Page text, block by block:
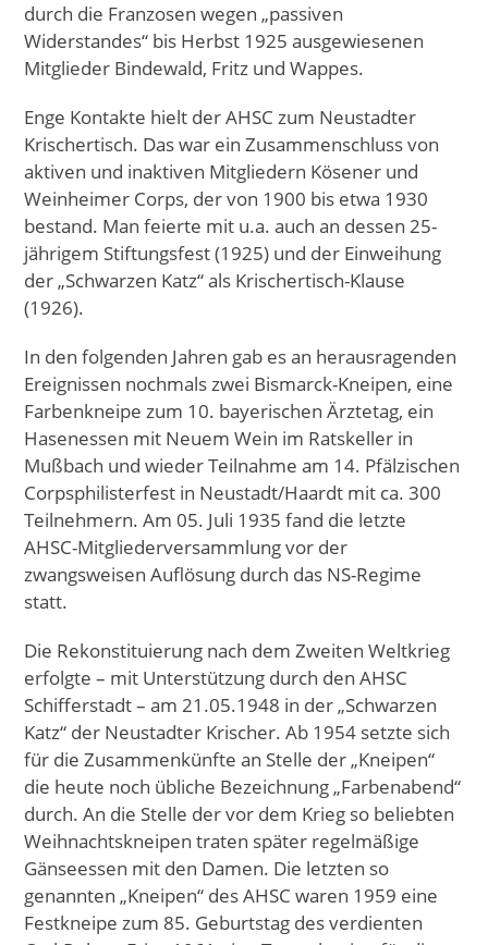
durch die Franzosen wegen „passiven
Widerstandes“ bis Herbst 1925 ausgewiesenen
Mitglieder Bindewald, Fritz und Wappes.
Enge Kontakte hielt der AHSC zum Neustadter
Krischertisch. Das war ein Zusammenschluss von
aktiven und inaktiven Mitgliedern Kösener und
Weinheimer Corps, der von 1900 bis etwa 1930
bestand. Man feierte mit u.a. auch an dessen 25-
jährigem Stiftungsfest (1925) und der Einweihung
der „Schwarzen Katz“ als Krischertisch-Klause
(1926).
In den folgenden Jahren gab es an herausragenden
Ereignissen nochmals zwei Bismarck-Kneipen, eine
Farbenkneipe zum 10. bayerischen Ärztetag, ein
Hasenessen mit Neuem Wein im Ratskeller in
Mußbach und wieder Teilnahme am 14. Pfälzischen
Corpsphilisterfest in Neustadt/Haardt mit ca. 300
Teilnehmern. Am 05. Juli 1935 fand die letzte
AHSC-Mitgliederversammlung vor der
zwangsweisen Auflösung durch das NS-Regime
statt.
Die Rekonstituierung nach dem Zweiten Weltkrieg
erfolgte – mit Unterstützung durch den AHSC
Schifferstadt – am 21.05.1948 in der „Schwarzen
Katz“ der Neustadter Krischer. Ab 1954 setzte sich
für die Zusammenkünfte an Stelle der „Kneipen“
die heute noch übliche Bezeichnung „Farbenabend“
durch. An die Stelle der vor dem Krieg so beliebten
Weihnachtskneipen traten später regelmäßige
Gänseessen mit den Damen. Die letzten so
genannten „Kneipen“ des AHSC waren 1959 eine
Festkneipe zum 85. Geburtstag des verdienten